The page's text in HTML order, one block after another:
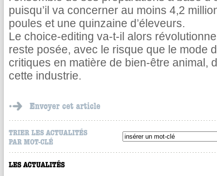
puisqu’il va concerner au moins 4,2
poules et une quinzaine d’éleveurs.
Le choice-editing va-t-il alors
reste posée, avec le risque que le mode
critiques en matière de bien-être animal,
cette industrie.